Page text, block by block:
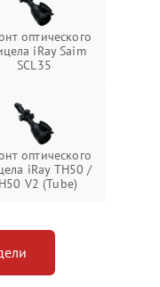
оптического
iRay Saim
SCL35
оптического
iRay TH50 /
V2 (Tube)